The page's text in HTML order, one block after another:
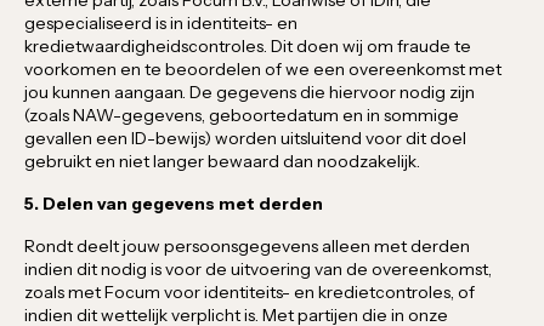
gespecialiseerd is in identiteits- en
kredietwaardigheidscontroles. Dit doen wij om fraude te
voorkomen en te beoordelen of we een overeenkomst met
jou kunnen aangaan. De gegevens die hiervoor nodig zijn
(zoals NAW-gegevens, geboortedatum en in sommige
gevallen een ID-bewijs) worden uitsluitend voor dit doel
gebruikt en niet langer bewaard dan noodzakelijk.
5. Delen van gegevens met derden
Rondt deelt jouw persoonsgegevens alleen met derden
indien dit nodig is voor de uitvoering van de overeenkomst,
zoals met Focum voor identiteits- en kredietcontroles, of
indien dit wettelijk verplicht is. Met partijen die in onze